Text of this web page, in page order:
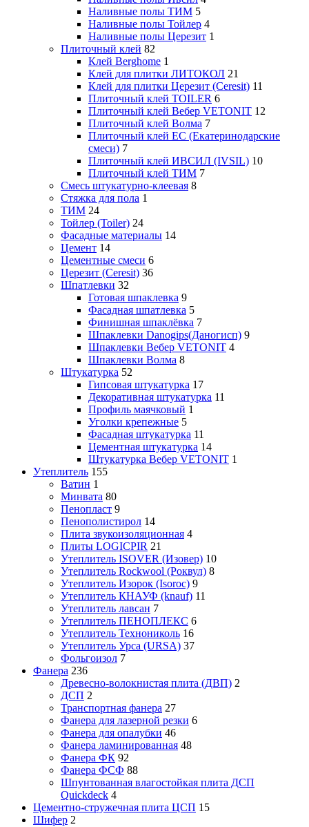
Наливные полы ТИМ 5
Наливные полы Тойлер 4
Наливные полы Церезит 1
Плиточный клей 82
Клей Berghome 1
Клей для плитки ЛИТОКОЛ 21
Клей для плитки Церезит (Ceresit) 11
Плиточный клей TOILER 6
Плиточный клей Вебер VETONIT 12
Плиточный клей Волма 7
Плиточный клей ЕС (Екатеринодарские
смеси) 7
Плиточный клей ИВСИЛ (IVSIL) 10
Плиточный клей ТИМ 7
Смесь штукатурно-клеевая 8
Стяжка для пола 1
ТИМ 24
Тойлер (Toiler) 24
Фасадные материалы 14
Цемент 14
Цементные смеси 6
Церезит (Ceresit) 36
Шпатлевки 32
Готовая шпаклевка 9
Фасадная шпатлевка 5
Финишная шпаклёвка 7
Шпаклевки Danogips(Даногисп) 9
Шпаклевки Вебер VETONIT 4
Шпаклевки Волма 8
Штукатурка 52
Гипсовая штукатурка 17
Декоративная штукатурка 11
Профиль маячковый 1
Уголки крепежные 5
Фасадная штукатурка 11
Цементная штукатурка 14
Штукатурка Вебер VETONIT 1
Утеплитель 155
Ватин 1
Минвата 80
Пенопласт 9
Пенополистирол 14
Плита звукоизоляционная 4
Плиты LOGICPIR 21
Утеплитель ISOVER (Изовер) 10
Утеплитель Rockwool (Роквул) 8
Утеплитель Изорок (Isoroc) 9
Утеплитель КНАУФ (knauf) 11
Утеплитель лавсан 7
Утеплитель ПЕНОПЛЕКС 6
Утеплитель Технониколь 16
Утеплитель Урса (URSA) 37
Фольгоизол 7
Фанера 236
Древесно-волокнистая плита (ДВП) 2
ДСП 2
Транспортная фанера 27
Фанера для лазерной резки 6
Фанера для опалубки 46
Фанера ламинированная 48
Фанера ФК 92
Фанера ФСФ 88
Шпунтованная влагостойкая плита ДСП
Quickdeck 4
Цементно-стружечная плита ЦСП 15
Шифер 2